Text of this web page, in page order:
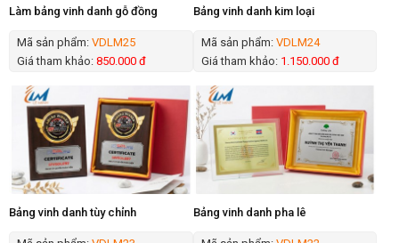
Làm bảng vinh danh gỗ đồng
Mã sản phẩm: VDLM25
Giá tham khảo: 850.000 đ
Bảng vinh danh kim loại
Mã sản phẩm: VDLM24
Giá tham khảo: 1.150.000 đ
Bảng vinh danh tùy chỉnh Bảng vinh danh pha lê